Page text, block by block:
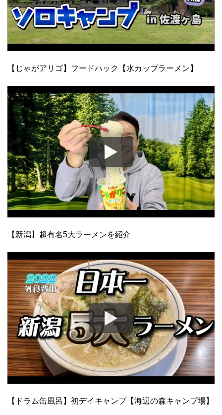
【じゃがアリゴ】フードハック【水カップラーメン】
【新潟】超有名5大ラーメンを紹介
【ドラム缶風呂】初デイキャンプ【海辺の森キャンプ場】